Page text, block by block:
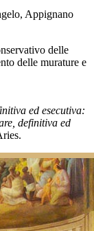
Appignano
delle
delle murature e
ed esecutiva:
definitiva ed